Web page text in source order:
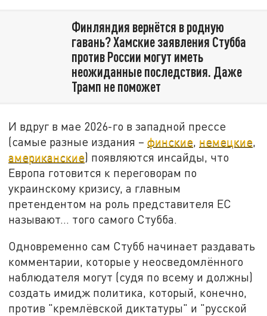
Финляндия вернётся в родную
гавань? Хамские заявления Стубба
против России могут иметь
неожиданные последствия. Даже
Трамп не поможет
И вдруг в мае 2026-го в западной прессе
(самые разные издания –финские, немецкие,
американские) появляются инсайды, что
Европа готовится к переговорам по
украинскому кризису, а главным
претендентом на роль представителя ЕС
называют... того самого Стубба.
Одновременно сам Стубб начинает раздавать
комментарии, которые у неосведомлённого
наблюдателя могут (судя по всему и должны)
создать имидж политика, который, конечно,
против "кремлёвской диктатуры" и "русской